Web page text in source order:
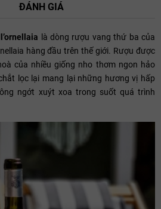
ĐÁNH GIÁ
là dòng rượu vang thứ ba của
hàng đầu trên thế giới. Rượu được
của nhiều giống nho thơm ngon hảo
lọc lại mang lại những hương vị hấp
ngớt xuýt xoa trong suốt quá trình